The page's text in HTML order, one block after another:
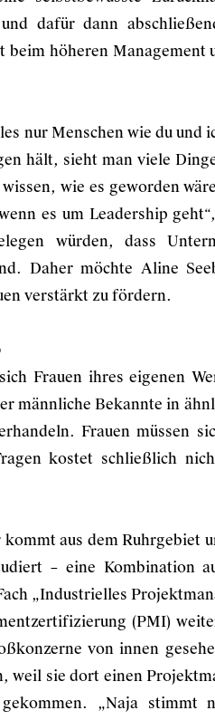
dafür dann
beim höheren Management
nur Menschen wie du und
hält, sieht man viele
wie es geworden
es um Leadership
würden, dass
Daher möchte Aline
verstärkt zu fördern.
Frauen ihres eigenen
männliche Bekannte in
Frauen müssen
kostet schließlich
kommt aus dem Ruhrgebiet
– eine Kombination
„Industrielles
(PMI)
von innen
weil sie dort einen
„Naja stimmt